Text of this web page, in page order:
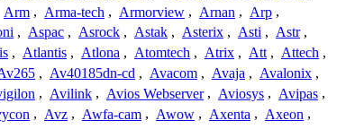
Arm , Arma-tech , Armorview , Arnan , Arp ,
, Aspac , Asrock , Astak , Asterix , Asti , Astr ,
, Atlantis , Atlona , Atomtech , Atrix , Att , Attech ,
, Av40185dn-cd , Avacom , Avaja , Avalonix ,
, Avilink , Avios Webserver , Aviosys , Avipas ,
, Avz , Awfa-cam , Awow , Axenta , Axeon ,